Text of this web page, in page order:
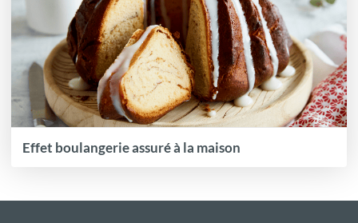
Effet boulangerie assuré à la maison